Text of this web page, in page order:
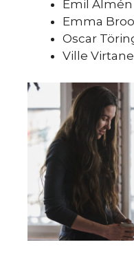
Emil Almén
Emma
Oscar
Ville